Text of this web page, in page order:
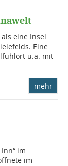
eine Insel
Eine
u.a. mit
mehr
im
im